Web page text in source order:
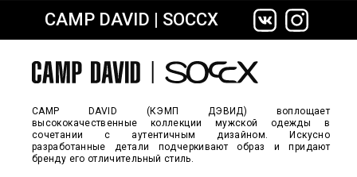
сайте СДЭК
CAMP DAVID | SOCCX
CAMP DAVID (КЭМП ДЭВИД) воплощает
высококачественные коллекции мужской одежды в
сочетании с аутентичным дизайном. Искусно
разработанные детали подчеркивают образ и придают
бренду его отличительный стиль.